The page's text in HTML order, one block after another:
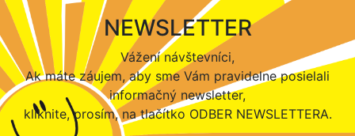
NEWSLETTER
Vážení návštevníci,
Ak máte záujem, aby sme Vám pravidelne posielali
informačný newsletter,
kliknite, prosím, na tlačítko ODBER NEWSLETTERA.